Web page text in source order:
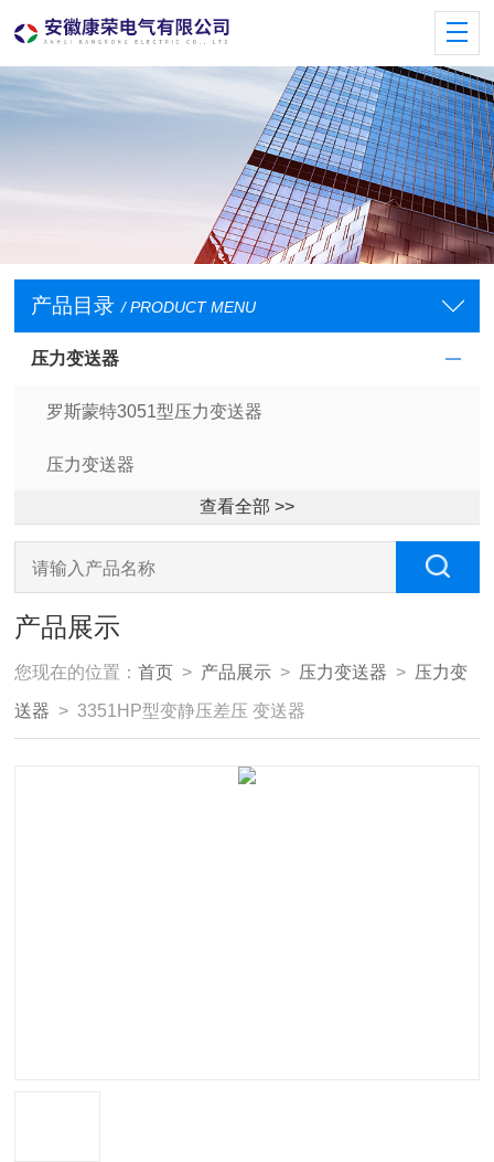
产品目录 / PRODUCT MENU
压力变送器
罗斯蒙特3051型压力变送器
压力变送器
查看全部 >>
产品展示
您现在的位置：首页 > 产品展示 > 压力变送器 > 压力变
送器 > 3351HP型变静压差压 变送器